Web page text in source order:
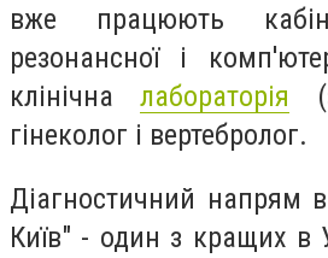
вже працюють
резонансної і
клінічналабораторія
гінеколог і вертебролог.
Діагностичний напрям
Київ" - один з кращих в